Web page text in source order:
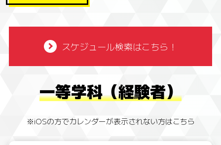
スケジュール検索はこちら！
一等学科（経験者）
※iOSの方でカレンダーが表示されない方はこちら